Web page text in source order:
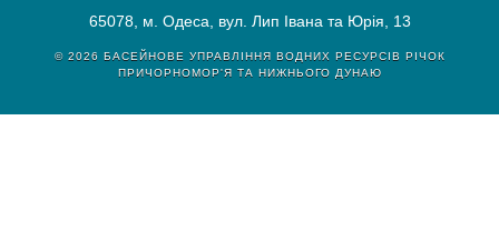
65078, м. Одеса, вул. Лип Івана та Юрія, 13
© 2026 БАСЕЙНОВЕ УПРАВЛІННЯ ВОДНИХ РЕСУРСІВ РІЧОК
ПРИЧОРНОМОР'Я ТА НИЖНЬОГО ДУНАЮ